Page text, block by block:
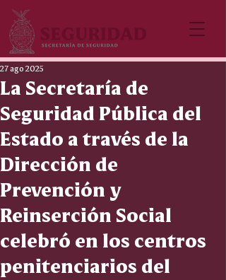
La Secretaría de
Seguridad Pública del
Estado a través de la
Dirección de
Prevención y
Reinserción Social
celebró en los centros
penitenciarios del
27 ago 2025